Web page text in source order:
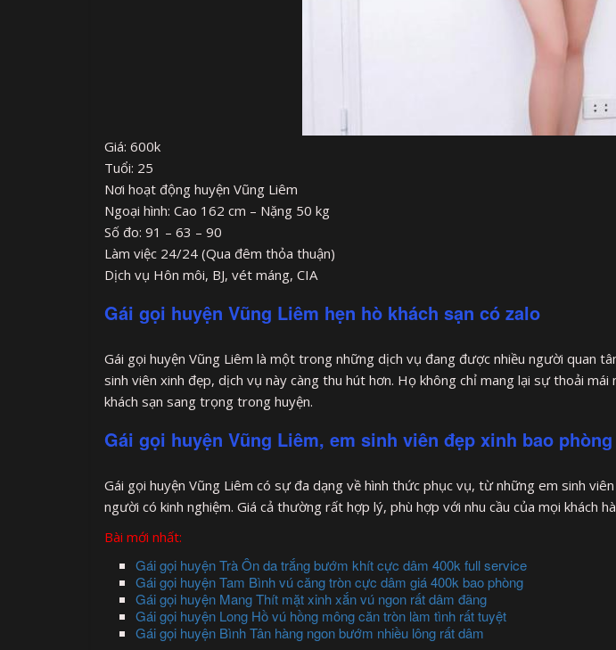
Giá: 600k
Tuổi: 25
Nơi hoạt động huyện Vũng Liêm
Ngoại hình: Cao 162 cm – Nặng 50 kg
Số đo: 91 – 63 – 90
Làm việc 24/24 (Qua đêm thỏa thuận)
Dịch vụ Hôn môi, BJ, vét máng, CIA
Gái gọi huyện Vũng Liêm hẹn hò khách sạn có zalo
Gái gọi huyện Vũng Liêm là một trong những dịch vụ đang được nhiều người quan
sinh viên xinh đẹp, dịch vụ này càng thu hút hơn. Họ không chỉ mang lại sự thoải mái
khách sạn sang trọng trong huyện.
Gái gọi huyện Vũng Liêm, em sinh viên đẹp xinh bao phòng
Gái gọi huyện Vũng Liêm có sự đa dạng về hình thức phục vụ, từ những em sinh
người có kinh nghiệm. Giá cả thường rất hợp lý, phù hợp với nhu cầu của mọi khách
Bài mới nhất:
Gái gọi huyện Trà Ôn da trắng bướm khít cực dâm 400k full service
Gái gọi huyện Tam Bình vú căng tròn cực dâm giá 400k bao phòng
Gái gọi huyện Mang Thít mặt xinh xắn vú ngon rất dâm đãng
Gái gọi huyện Long Hồ vú hồng mông căn tròn làm tình rất tuyệt
Gái gọi huyện Bình Tân hàng ngon bướm nhiều lông rất dâm